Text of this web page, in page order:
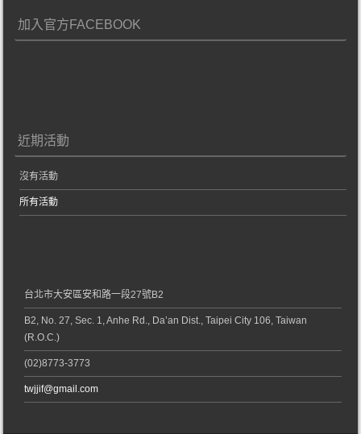
加入官方FACEBOOK
近期活動
沒有活動
所有活動
台北市大安區安和路一段27號B2
B2, No. 27, Sec. 1, Anhe Rd., Da’an Dist., Taipei City 106, Taiwan
(R.O.C.)
(02)8773-3773
twjjif@gmail.com